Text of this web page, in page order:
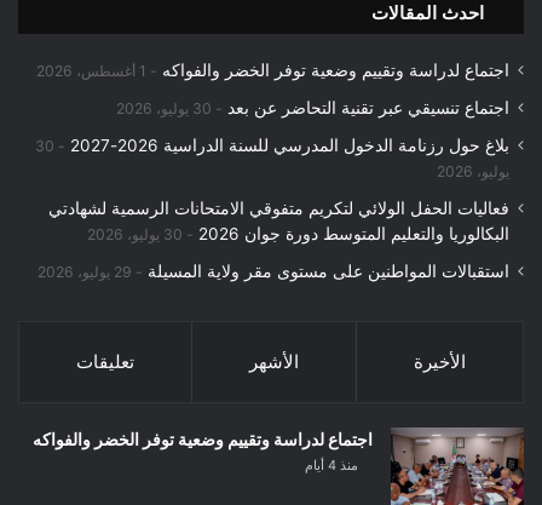
احدث المقالات
اجتماع لدراسة وتقييم وضعية توفر الخضر والفواكه 1 أغسطس، 2026
اجتماع تنسيقي عبر تقنية التحاضر عن بعد 30 يوليو، 2026
بلاغ حول رزنامة الدخول المدرسي للسنة الدراسية 2026-2027
30
يوليو، 2026
فعاليات الحفل الولائي لتكريم متفوقي الامتحانات الرسمية لشهادتي
البكالوريا والتعليم المتوسط دورة جوان 2026
30 يوليو، 2026
استقبالات المواطنين على مستوى مقر ولاية المسيلة 29 يوليو، 2026
الأخيرة الأشهر تعليقات
اجتماع لدراسة وتقييم وضعية توفر الخضر والفواكه
منذ 4 أيام